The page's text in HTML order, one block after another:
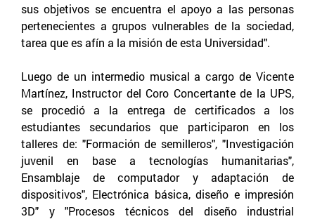
sus objetivos se encuentra el apoyo a las personas
pertenecientes a grupos vulnerables de la sociedad,
tarea que es afín a la misión de esta Universidad".
Luego de un intermedio musical a cargo de Vicente
Martínez, Instructor del Coro Concertante de la UPS,
se procedió a la entrega de certificados a los
estudiantes secundarios que participaron en los
talleres de: "Formación de semilleros", "Investigación
juvenil en base a tecnologías humanitarias",
Ensamblaje de computador y adaptación de
dispositivos", Electrónica básica, diseño e impresión
3D" y "Procesos técnicos del diseño industrial